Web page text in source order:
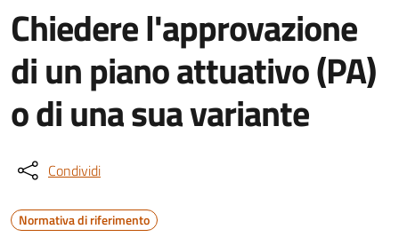
Chiedere l'approvazione
di un piano attuativo (PA)
o di una sua variante
Condividi
Normativa di riferimento